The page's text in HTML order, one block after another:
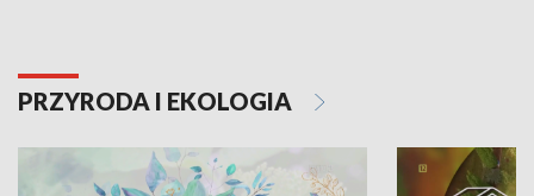
PRZYRODA I EKOLOGIA